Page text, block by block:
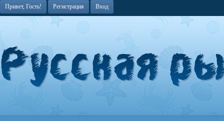
Привет, Гость! Регистрация Вход